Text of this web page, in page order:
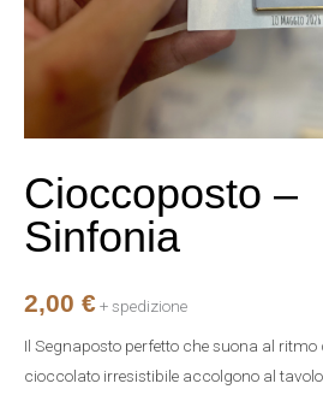
Cioccoposto –
Sinfonia
2,00 €+ spedizione
Il Segnaposto perfetto che suona al ritmo
cioccolato irresistibile accolgono al tavolo
Cioccoposto
Sinfonia